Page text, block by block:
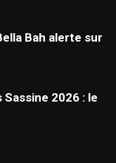
Bah alerte sur
2026 : le